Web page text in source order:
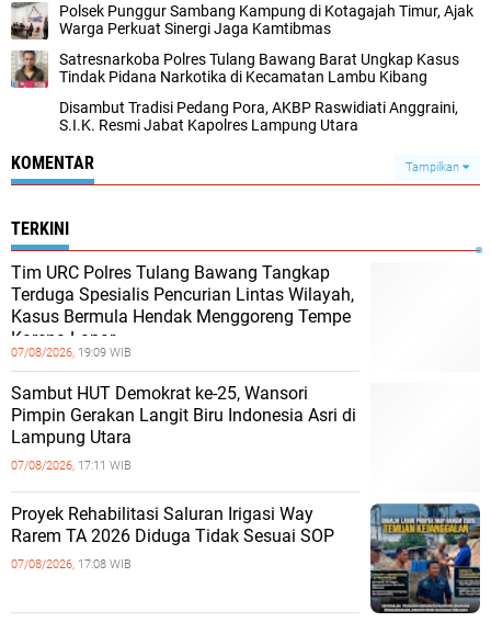
Polsek Punggur Sambang Kampung di Kotagajah Timur, Ajak
Warga Perkuat Sinergi Jaga Kamtibmas
Satresnarkoba Polres Tulang Bawang Barat Ungkap Kasus
Tindak Pidana Narkotika di Kecamatan Lambu Kibang
Disambut Tradisi Pedang Pora, AKBP Raswidiati Anggraini,
S.I.K. Resmi Jabat Kapolres Lampung Utara
KOMENTAR Tampilkan
TERKINI
Tim URC Polres Tulang Bawang Tangkap
Terduga Spesialis Pencurian Lintas Wilayah,
Kasus Bermula Hendak Menggoreng Tempe
Karena Lapar
07/08/2026, 19:09 WIB
Sambut HUT Demokrat ke-25, Wansori
Pimpin Gerakan Langit Biru Indonesia Asri di
Lampung Utara
07/08/2026, 17:11 WIB
Proyek Rehabilitasi Saluran Irigasi Way
Rarem TA 2026 Diduga Tidak Sesuai SOP
07/08/2026, 17:08 WIB